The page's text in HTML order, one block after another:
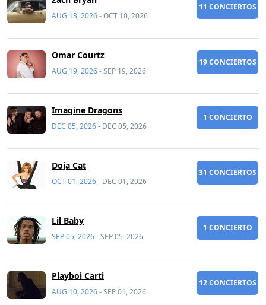
AUG 13, 2026-OCT 10, 2026
11 CONCIERTOS
Omar Courtz
AUG 19, 2026-SEP 19, 2026
19 CONCIERTOS
Imagine Dragons
DEC 05, 2026- DEC 05, 2026
1 CONCIERTO
Doja Cat
OCT 01, 2026- DEC 01, 2026
31 CONCIERTOS
Lil Baby
SEP 05, 2026-SEP 05, 2026
1 CONCIERTO
Playboi Carti
AUG 10, 2026-SEP 01, 2026
12 CONCIERTOS